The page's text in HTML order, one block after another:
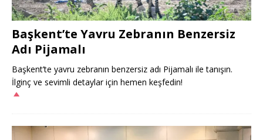
Başkent’te Yavru Zebranın Benzersiz
Adı Pijamalı
Başkent’te yavru zebranın benzersiz adı Pijamalı ile tanışın.
İlginç ve sevimli detaylar için hemen keşfedin!